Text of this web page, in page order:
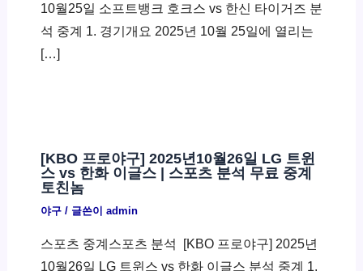
10월25일 소프트뱅크 호크스 vs 한신 타이거즈 분
석 중계 1. 경기개요 2025년 10월 25일에 열리는
[…]
[KBO 프로야구] 2025년10월26일 LG 트윈
스 vs 한화 이글스 | 스포츠 분석 무료 중계
토친놈
야구/ 글쓴이 admin
스포츠 중계스포츠 분석 ​ [KBO 프로야구] 2025년
10월26일 LG 트윈스 vs 한화 이글스 분석 중계 1.